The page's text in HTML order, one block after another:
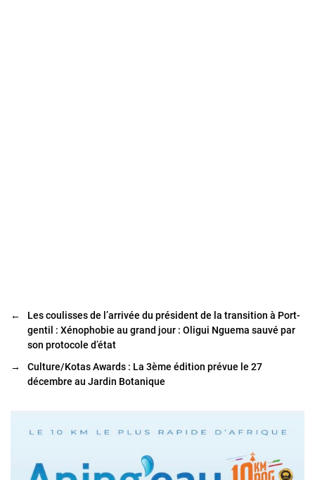
←
Les coulisses de l’arrivée du président de la transition à Port-
gentil : Xénophobie au grand jour : Oligui Nguema sauvé par
son protocole d’état
→
Culture/Kotas Awards : La 3ème édition prévue le 27
décembre au Jardin Botanique